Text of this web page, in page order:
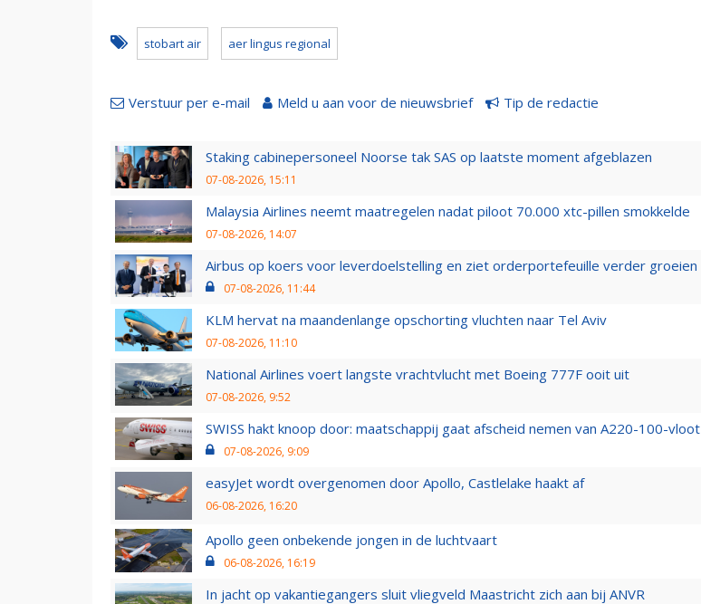
stobart air aer lingus regional
Verstuur per e-mail Meld u aan voor de nieuwsbrief Tip de redactie
Staking cabinepersoneel Noorse tak SAS op laatste moment afgeblazen
07-08-2026, 15:11
Malaysia Airlines neemt maatregelen nadat piloot 70.000 xtc-pillen smokkelde
07-08-2026, 14:07
Airbus op koers voor leverdoelstelling en ziet orderportefeuille verder groeien
07-08-2026, 11:44
KLM hervat na maandenlange opschorting vluchten naar Tel Aviv
07-08-2026, 11:10
National Airlines voert langste vrachtvlucht met Boeing 777F ooit uit
07-08-2026, 9:52
SWISS hakt knoop door: maatschappij gaat afscheid nemen van A220-100-vloot
07-08-2026, 9:09
easyJet wordt overgenomen door Apollo, Castlelake haakt af
06-08-2026, 16:20
Apollo geen onbekende jongen in de luchtvaart
06-08-2026, 16:19
In jacht op vakantiegangers sluit vliegveld Maastricht zich aan bij ANVR